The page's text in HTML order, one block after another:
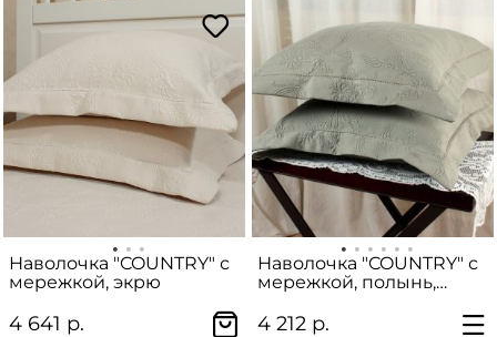
Наволочка "COUNTRY" с
мережкой, экрю
4 641 р.
Наволочка "COUNTRY" с
мережкой, полынь,
4 212 р.